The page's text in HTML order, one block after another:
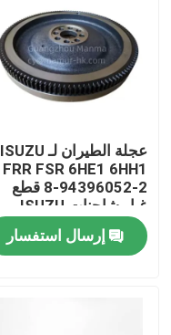
بيت
عجلة الطيران لـ ISUZU
FRR FSR 6HE1 6HH1
8-94396052-2 قطع
غيار شاحنات ISUZU
إرسال استفسار